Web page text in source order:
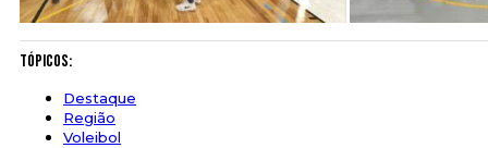
Tópicos:
Destaque
Região
Voleibol